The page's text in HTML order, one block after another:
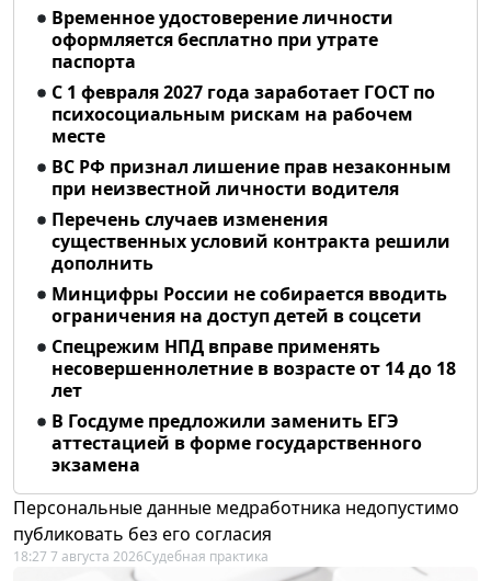
Временное удостоверение личности
оформляется бесплатно при утрате
паспорта
С 1 февраля 2027 года заработает ГОСТ по
психосоциальным рискам на рабочем
месте
ВС РФ признал лишение прав незаконным
при неизвестной личности водителя
Перечень случаев изменения
существенных условий контракта решили
дополнить
Минцифры России не собирается вводить
ограничения на доступ детей в соцсети
Спецрежим НПД вправе применять
несовершеннолетние в возрасте от 14 до 18
лет
В Госдуме предложили заменить ЕГЭ
аттестацией в форме государственного
экзамена
Персональные данные медработника недопустимо
публиковать без его согласия
18:27 7 августа 2026Судебная практика